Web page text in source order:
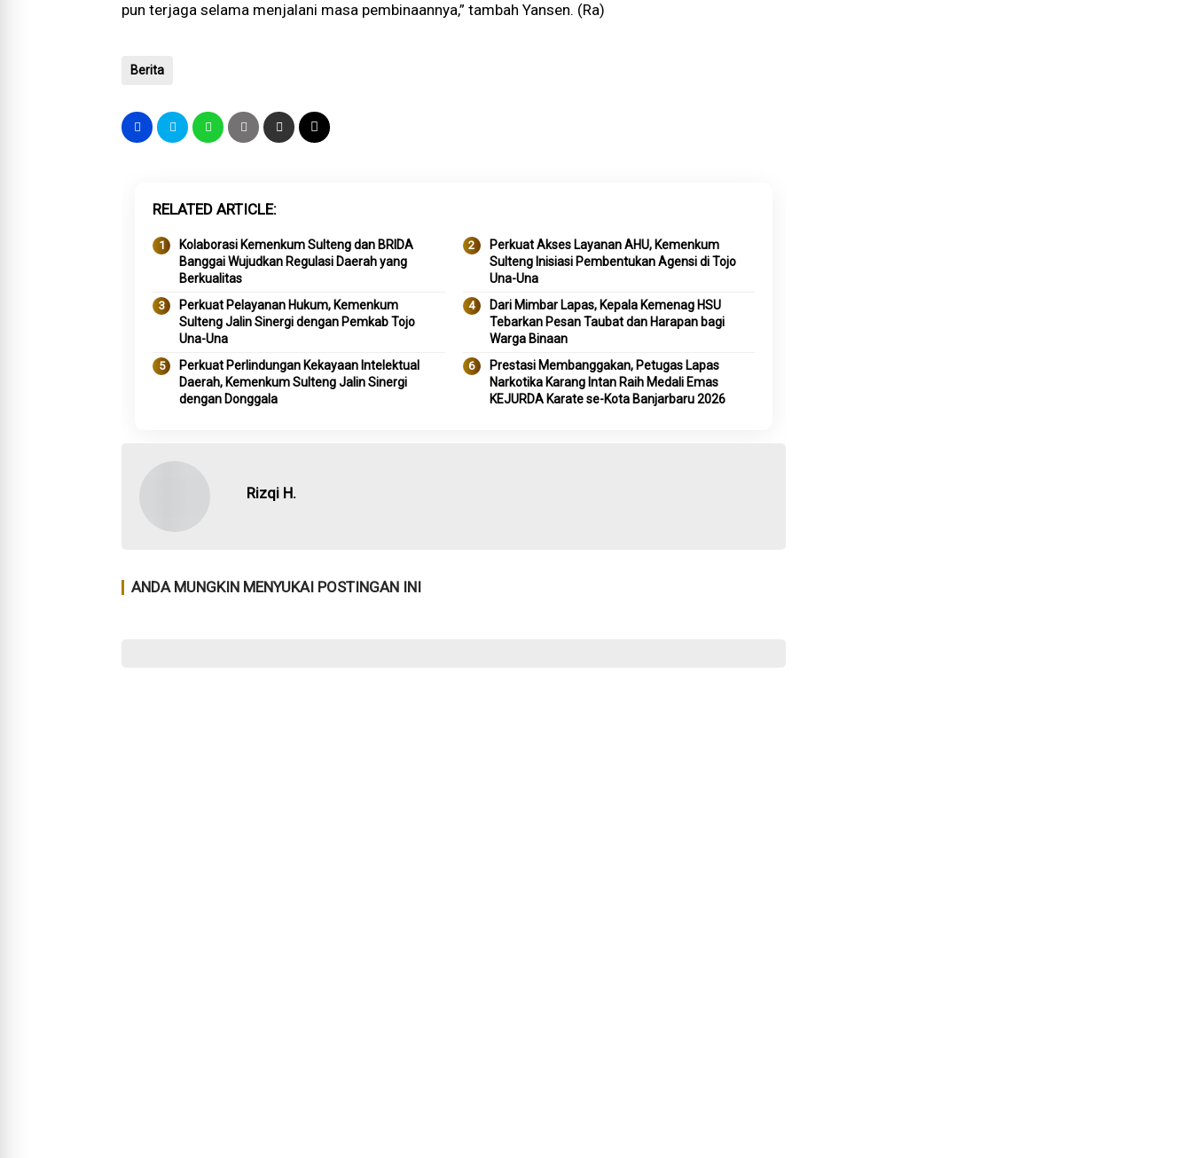
pun terjaga selama menjalani masa pembinaannya,” tambah Yansen. (Ra)
Berita
RELATED ARTICLE
Kolaborasi Kemenkum Sulteng dan BRIDA
Banggai Wujudkan Regulasi Daerah yang
Berkualitas
Perkuat Akses Layanan AHU, Kemenkum
Sulteng Inisiasi Pembentukan Agensi di Tojo
Una-Una
Perkuat Pelayanan Hukum, Kemenkum
Sulteng Jalin Sinergi dengan Pemkab Tojo
Una-Una
Dari Mimbar Lapas, Kepala Kemenag HSU
Tebarkan Pesan Taubat dan Harapan bagi
Warga Binaan
Perkuat Perlindungan Kekayaan Intelektual
Daerah, Kemenkum Sulteng Jalin Sinergi
dengan Donggala
Prestasi Membanggakan, Petugas Lapas
Narkotika Karang Intan Raih Medali Emas
KEJURDA Karate se-Kota Banjarbaru 2026
Rizqi H.
ANDA MUNGKIN MENYUKAI POSTINGAN INI